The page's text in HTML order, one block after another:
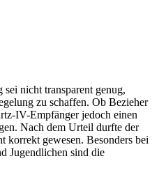
nicht transparent genug,
zu schaffen. Ob Bezieher
IV-Empfänger jedoch einen
Nach dem Urteil durfte der
korrekt gewesen. Besonders bei
Jugendlichen sind die